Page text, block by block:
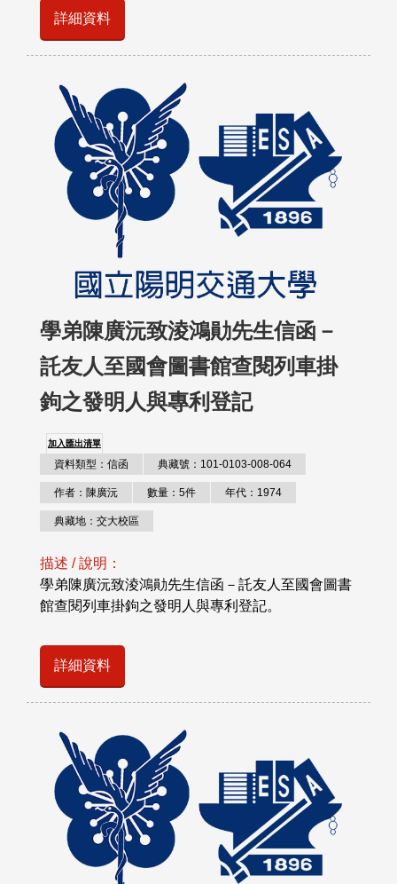
詳細資料
學弟陳廣沅致淩鴻勛先生信函－
託友人至國會圖書館查閱列車掛
鉤之發明人與專利登記
加入匯出清單
資料類型：信函 典藏號：101-0103-008-064
作者：陳廣沅 數量：5件 年代：1974
典藏地：交大校區
描述 / 說明：
學弟陳廣沅致淩鴻勛先生信函－託友人至國會圖書
館查閱列車掛鉤之發明人與專利登記。
詳細資料